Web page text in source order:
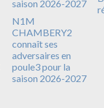
N1M
CHAMBERY2
connaît ses
adversaires en
poule3 pour la
saison 2026-2027